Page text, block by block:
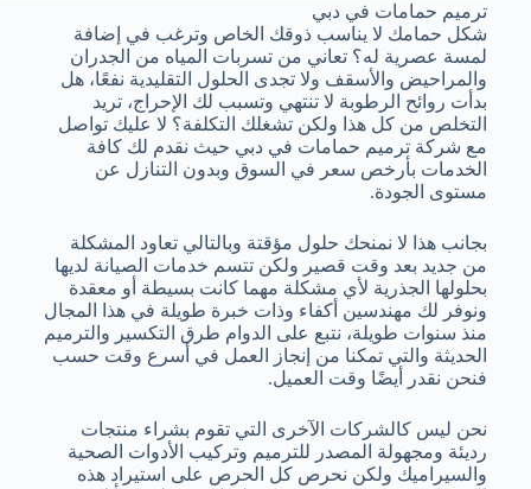
ترميم حمامات في دبي
شكل حمامك لا يناسب ذوقك الخاص وترغب في إضافة
لمسة عصرية له؟ تعاني من تسربات المياه من الجدران
والمراحيض والأسقف ولا تجدى الحلول التقليدية نفعًا، هل
بدأت روائح الرطوبة لا تنتهي وتسبب لك الإحراج، تريد
التخلص من كل هذا ولكن تشغلك التكلفة؟ لا عليك تواصل
مع شركة ترميم حمامات في دبي حيث نقدم لك كافة
الخدمات بأرخص سعر في السوق وبدون التنازل عن
مستوى الجودة.
بجانب هذا لا نمنحك حلول مؤقتة وبالتالي تعاود المشكلة
من جديد بعد وقت قصير ولكن تتسم خدمات الصيانة لديها
بحلولها الجذرية لأي مشكلة مهما كانت بسيطة أو معقدة
ونوفر لك مهندسين أكفاء وذات خبرة طويلة في هذا المجال
منذ سنوات طويلة، نتبع على الدوام طرق التكسير والترميم
الحديثة والتي تمكنا من إنجاز العمل في أسرع وقت حسب
فنحن نقدر أيضًا وقت العميل.
نحن ليس كالشركات الآخرى التي تقوم بشراء منتجات
رديئة ومجهولة المصدر للترميم وتركيب الأدوات الصحية
والسيراميك ولكن نحرص كل الحرص على استيراد هذه